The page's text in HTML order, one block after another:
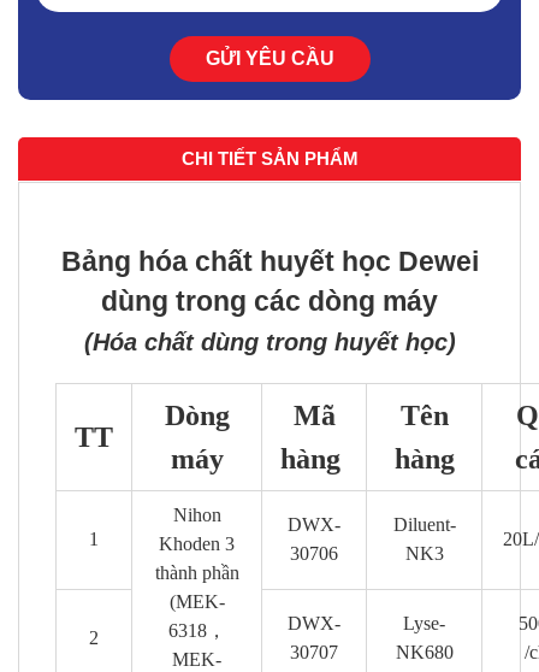
GỬI YÊU CẦU
CHI TIẾT SẢN PHẨM
Bảng hóa chất huyết học Dewei
dùng trong các dòng máy
(Hóa chất dùng trong huyết học)
TT
Dòng
máy
Mã
hàng
Tên
hàng
1
Nihon
Khoden 3
thành phần
(MEK-
6318，
MEK-
DWX-
30706
Diluent-
NK3
2
DWX-
30707
Lyse-
NK680
/